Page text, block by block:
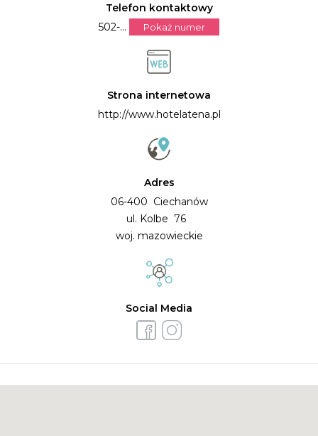
Telefon kontaktowy
502-...
Pokaż numer
Strona internetowa
http://www.hotelatena.pl
Adres
06-400 Ciechanów
ul. Kolbe 76
woj. mazowieckie
Social Media